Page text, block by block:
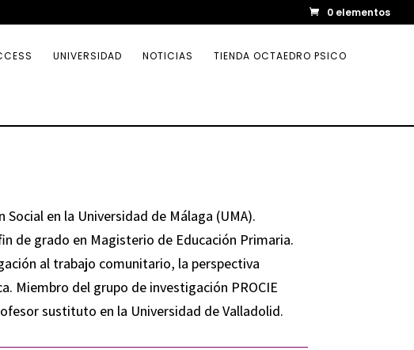
0 elementos
UNIVERSIDAD NOTICIAS TIENDA OCTAEDRO PSICO
en la Universidad de Málaga (UMA).
de grado en Magisterio de Educación Primaria.
al trabajo comunitario, la perspectiva
Miembro del grupo de investigación PROCIE
sustituto en la Universidad de Valladolid.